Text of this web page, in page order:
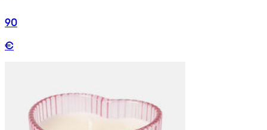
90
€